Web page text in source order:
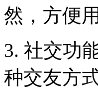
然，方便
3. 社交功
种交友方